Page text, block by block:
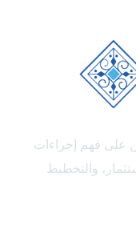
على فهم إجراءات
والتخطيط